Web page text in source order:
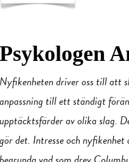
Psykologen
Nyfikenheten driver oss till att
anpassning till ett ständigt
upptäcktsfärder av olika slag.
gör det. Intresse och